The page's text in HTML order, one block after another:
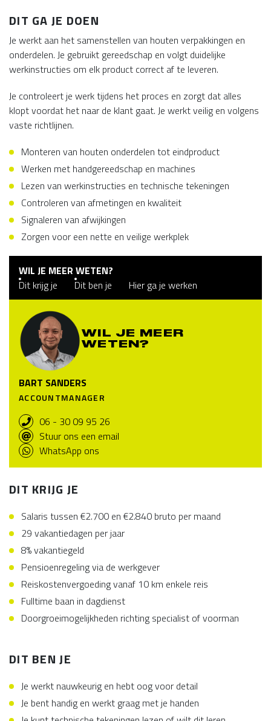
DIT GA JE DOEN
Je werkt aan het samenstellen van houten verpakkingen en
onderdelen. Je gebruikt gereedschap en volgt duidelijke
werkinstructies om elk product correct af te leveren.
Je controleert je werk tijdens het proces en zorgt dat alles
klopt voordat het naar de klant gaat. Je werkt veilig en volgens
vaste richtlijnen.
Monteren van houten onderdelen tot eindproduct
Werken met handgereedschap en machines
Lezen van werkinstructies en technische tekeningen
Controleren van afmetingen en kwaliteit
Signaleren van afwijkingen
Zorgen voor een nette en veilige werkplek
WIL JE MEER WETEN?
Dit krijg je
Dit ben je Hier ga je werken
WIL JE MEER
WETEN?
BART SANDERS
ACCOUNTMANAGER
06 - 30 09 95 26
Stuur ons een email
WhatsApp ons
DIT KRIJG JE
Salaris tussen €2.700 en €2.840 bruto per maand
29 vakantiedagen per jaar
8% vakantiegeld
Pensioenregeling via de werkgever
Reiskostenvergoeding vanaf 10 km enkele reis
Fulltime baan in dagdienst
Doorgroeimogelijkheden richting specialist of voorman
DIT BEN JE
Je werkt nauwkeurig en hebt oog voor detail
Je bent handig en werkt graag met je handen